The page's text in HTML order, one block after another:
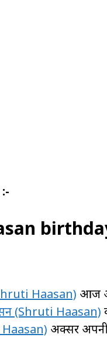
Haasan) आज
(Shruti Haasan)
Haasan) अक्सर अपनी